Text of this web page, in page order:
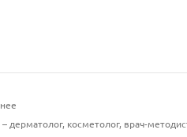
дерматолог, косметолог, врач-